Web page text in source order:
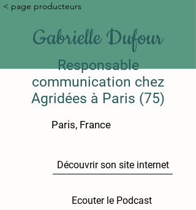
< page producteurs
Gabrielle Dufour
Responsable
communication chez
Agridées à Paris (75)
Paris, France
Découvrir son site internet
Ecouter le Podcast